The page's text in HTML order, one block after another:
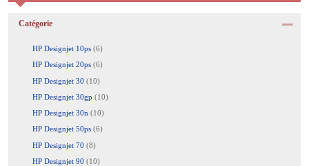
Catégorie
HP Designjet 10ps (6)
HP Designjet 20ps (6)
HP Designjet 30 (10)
HP Designjet 30gp (10)
HP Designjet 30n (10)
HP Designjet 50ps (6)
HP Designjet 70 (8)
HP Designjet 90 (10)